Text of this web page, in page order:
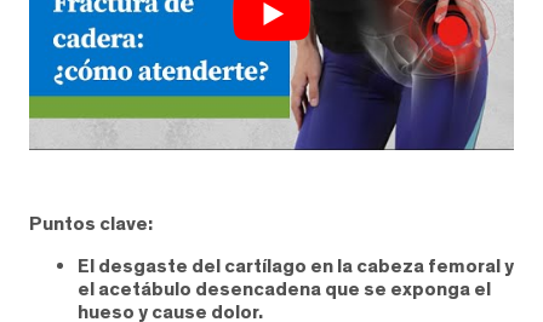
Puntos clave:
El desgaste del cartílago en la cabeza femoral y
el acetábulo desencadena que se exponga el
hueso y cause dolor.